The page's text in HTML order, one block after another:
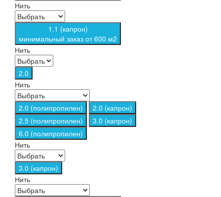
Нить
1.1 (капрон)
минимальный заказ от 600 м2
Нить
2.0
Нить
2.0 (полипропилен)
2.0 (капрон)
2.5 (полипропилен)
3.0 (капрон)
6.0 (полипропилен)
Нить
3.0 (капрон)
Нить